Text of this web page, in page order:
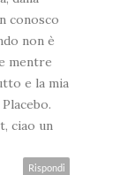
conosco
non è
mentre
e la mia
ciao un
Rispondi